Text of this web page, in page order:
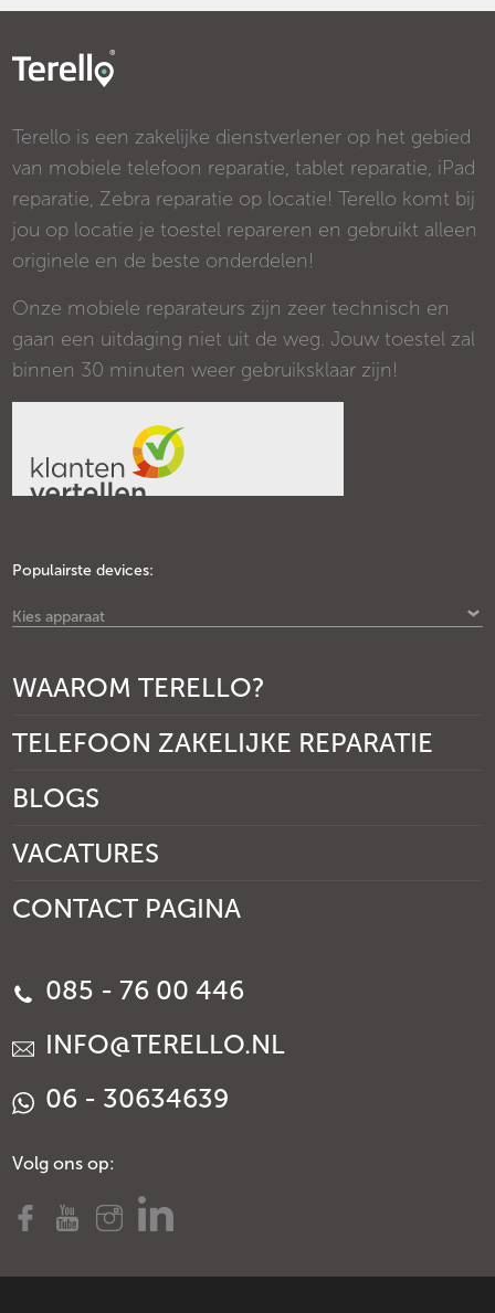
Terello is een zakelijke dienstverlener op het gebied
van mobiele telefoon reparatie, tablet reparatie, iPad
reparatie, Zebra reparatie op locatie! Terello komt bij
jou op locatie je toestel repareren en gebruikt alleen
originele en de beste onderdelen!
Onze mobiele reparateurs zijn zeer technisch en
gaan een uitdaging niet uit de weg. Jouw toestel zal
binnen 30 minuten weer gebruiksklaar zijn!
Populairste devices:
Kies apparaat
WAAROM TERELLO?
TELEFOON ZAKELIJKE REPARATIE
BLOGS
VACATURES
CONTACT PAGINA
085 - 76 00 446
INFO@TERELLO.NL
06 - 30634639
Volg ons op: